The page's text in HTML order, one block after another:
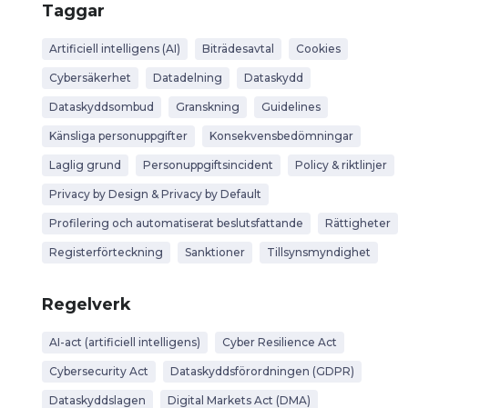
Taggar
Artificiell intelligens (AI) Biträdesavtal Cookies
Cybersäkerhet Datadelning Dataskydd
Dataskyddsombud Granskning Guidelines
Känsliga personuppgifter Konsekvensbedömningar
Laglig grund Personuppgiftsincident Policy & riktlinjer
Privacy by Design & Privacy by Default
Profilering och automatiserat beslutsfattande Rättigheter
Registerförteckning Sanktioner Tillsynsmyndighet
Regelverk
AI-act (artificiell intelligens) Cyber Resilience Act
Cybersecurity Act Dataskyddsförordningen (GDPR)
Dataskyddslagen Digital Markets Act (DMA)